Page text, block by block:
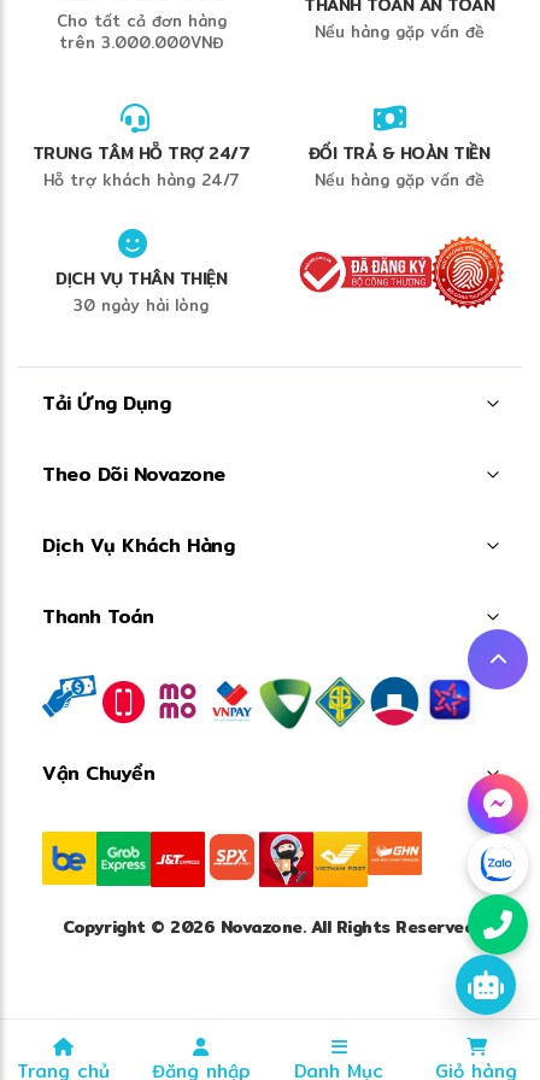
Cho tất cả đơn hàng
trên 3.000.000VNĐ
Nếu hàng gặp vấn đề
TRUNG TÂM HỖ TRỢ 24/7
Hỗ trợ khách hàng 24/7
ĐỔI TRẢ & HOÀN TIỀN
Nếu hàng gặp vấn đề
DỊCH VỤ THÂN THIỆN
30 ngày hài lòng
Tải Ứng Dụng
Theo Dõi Novazone
Dịch Vụ Khách Hàng
Thanh Toán
Vận Chuyển
Copyright © 2026 Novazone. All Rights Reserved.
Trang chủ Đăng nhập Danh Mục Giỏ hàng